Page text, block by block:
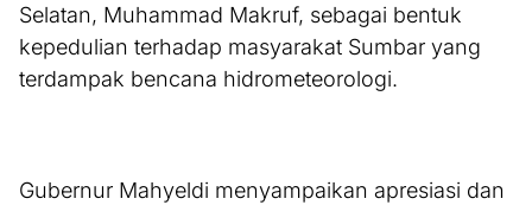
Selatan, Muhammad Makruf, sebagai bentuk
kepedulian terhadap masyarakat Sumbar yang
terdampak bencana hidrometeorologi.
Gubernur Mahyeldi menyampaikan apresiasi dan